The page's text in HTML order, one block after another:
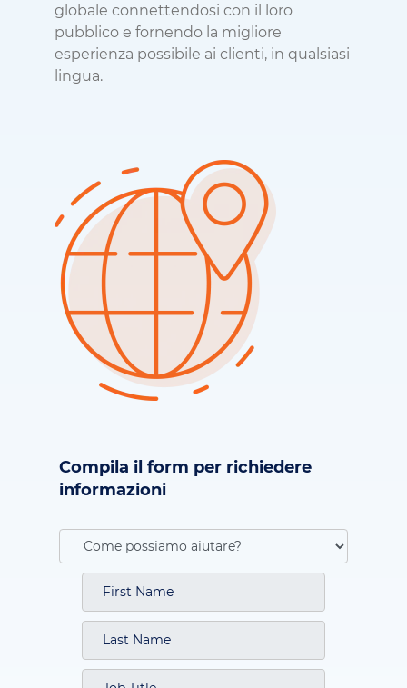
globale connettendosi con il loro
pubblico e fornendo la migliore
esperienza possibile ai clienti, in qualsiasi
lingua.
Compila il form per richiedere
informazioni